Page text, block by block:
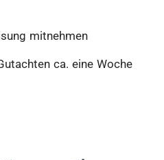
mitnehmen
ca. eine Woche